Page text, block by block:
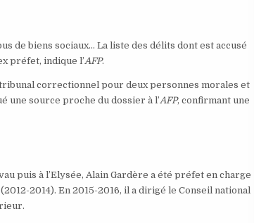
de biens sociaux… La liste des délits dont est accusé
préfet, indique l’AFP.
correctionnel pour deux personnes morales et
une source proche du dossier à l’AFP, confirmant une
puis à l’Elysée, Alain Gardère a été préfet en charge
2014). En 2015-2016, il a dirigé le Conseil national